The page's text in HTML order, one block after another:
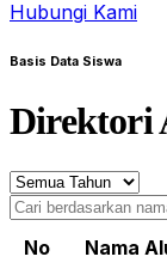
Hubungi Kami
Basis Data Siswa
Direktori
No Nama